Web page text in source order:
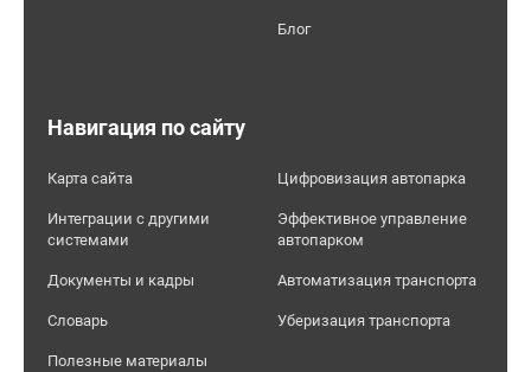
Блог
Навигация по сайту
Карта сайта
Интеграции с другими
системами
Документы и кадры
Словарь
Полезные материалы
Цифровизация автопарка
Эффективное управление
автопарком
Автоматизация транспорта
Уберизация транспорта